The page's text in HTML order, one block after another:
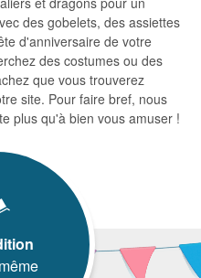
des gobelets, des assiettes
d'anniversaire de votre
des costumes ou des
que vous trouverez
site. Pour faire bref, nous
plus qu'à bien vous amuser !